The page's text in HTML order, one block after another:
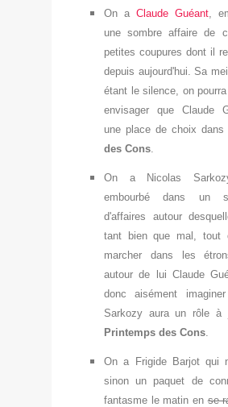
On a Claude Guéant ,
une sombre affaire de
petites coupures dont il
depuis aujourd'hui . Sa
étant le silence, on po
envisager que Claude
une place de choix dans
des Cons
On a Nicolas
embourbé dans un
d'affaires autour
tant bien que mal
, tout
marcher dans les
autour de lui Claude
donc aisément
Sarkozy aura un rôle à
Printemps des Cons
On a Frigide Barjot qui
sinon un paquet de
fantasme le matin ense